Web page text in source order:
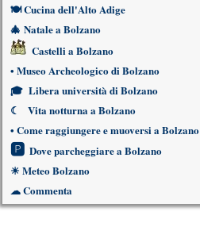
🍽Cucina dell'Alto Adige
🎄 Natale a Bolzano
Castelli a Bolzano
• Museo Archeologico di Bolzano
🎓 Libera università di Bolzano
☾
Vita notturna a Bolzano
• Come raggiungere e muoversi a Bolzano
🅿 Dove parcheggiare a Bolzano
☀ Meteo Bolzano
☁Commenta